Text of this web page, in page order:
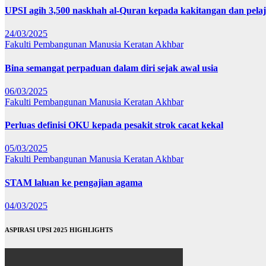
UPSI agih 3,500 naskhah al-Quran kepada kakitangan dan
24/03/2025
Fakulti Pembangunan Manusia Keratan Akhbar
Bina semangat perpaduan dalam diri sejak awal usia
06/03/2025
Fakulti Pembangunan Manusia Keratan Akhbar
Perluas definisi OKU kepada pesakit strok cacat kekal
05/03/2025
Fakulti Pembangunan Manusia Keratan Akhbar
STAM laluan ke pengajian agama
04/03/2025
ASPIRASI UPSI 2025 HIGHLIGHTS